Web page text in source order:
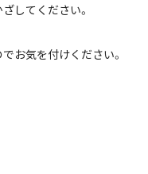
してください。
お気を付けください。